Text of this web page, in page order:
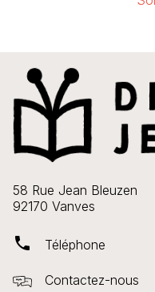
58 Rue Jean Bleuzen
92170 Vanves
phone Téléphone
Contactez-nous